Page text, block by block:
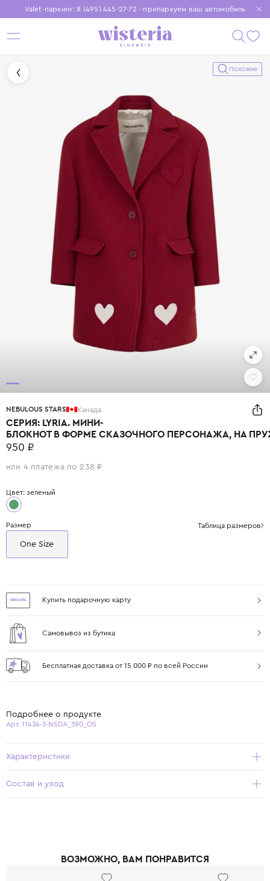
Valet-паркинг: 8 (495) 445-27-72 - припаркуем ваш автомобиль
Бесплатная доставка при заказе от 15 000 ₽
Установите приложение, чтобы покупки были еще удобнее
Похожие
NEBULOUS STARS Канада
СЕРИЯ: LYRIA. МИНИ-
БЛОКНОТ В ФОРМЕ СКАЗОЧНОГО ПЕРСОНАЖА, НА
950 ₽
или 4 платежа по 238 ₽
Цвет: зеленый
Размер Таблица размеров
One Size
Купить подарочную карту
Самовывоз из бутика
Бесплатная доставка от 15 000 ₽ по всей России
Подробнее о продукте
Арт. 11434-3-NSDA_390_OS
Характеристики
Состав и уход
ВОЗМОЖНО, ВАМ ПОНРАВИТСЯ